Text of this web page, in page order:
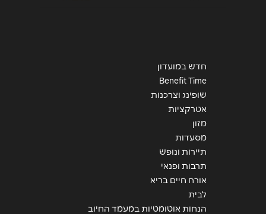
חדש במועדון
Benefit Time
שופינג וצרכנות
אטרקציות
מזון
מסעדות
תיירות ונופש
תרבות ופנאי
אורח חיים בריא
לבית
הנחות אוטומטיות במעמד החיוב